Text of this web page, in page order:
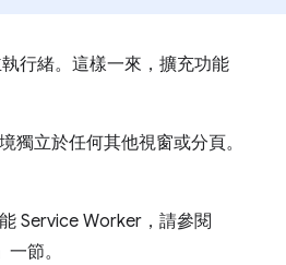
行緒。這樣一來，擴充功能
獨立於任何其他視窗或分頁。
Service Worker，請參閱
一節。